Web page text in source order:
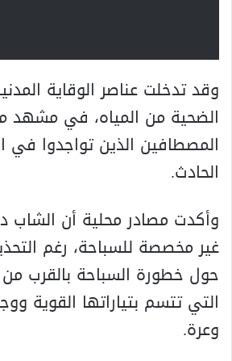
وقد تدخلت عناصر الوقاية
الضحية من المياه، في مشهد
المصطافين الذين تواجدوا في
الحادث.
وأكدت مصادر محلية أن
غير مخصصة للسباحة، رغم
حول خطورة السباحة بالقرب من
التي تتسم بتياراتها القوية
وعرة.